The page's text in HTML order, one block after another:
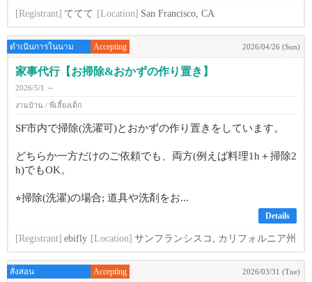
[Registrant] ててて [Location] San Francisco, CA
ดำเนินการในนาม Accepting 2026/04/26 (Sun)
家事代行【お掃除&おかずの作り置き】
2026/5/1 ～
งานบ้าน / พี่เลี้ยงเด็ก
SF市内で掃除(洗濯可)とおかずの作り置きをしています。
どちらか一方だけのご依頼でも、両方(例えば料理1h＋掃除2
h)でもOK。
⭐︎掃除(洗濯)の場合; 道具や洗剤をお...
Details
[Registrant] ebifly [Location] サンフランシスコ, カリフォルニア州
สั่งสอน Accepting 2026/03/31 (Tue)